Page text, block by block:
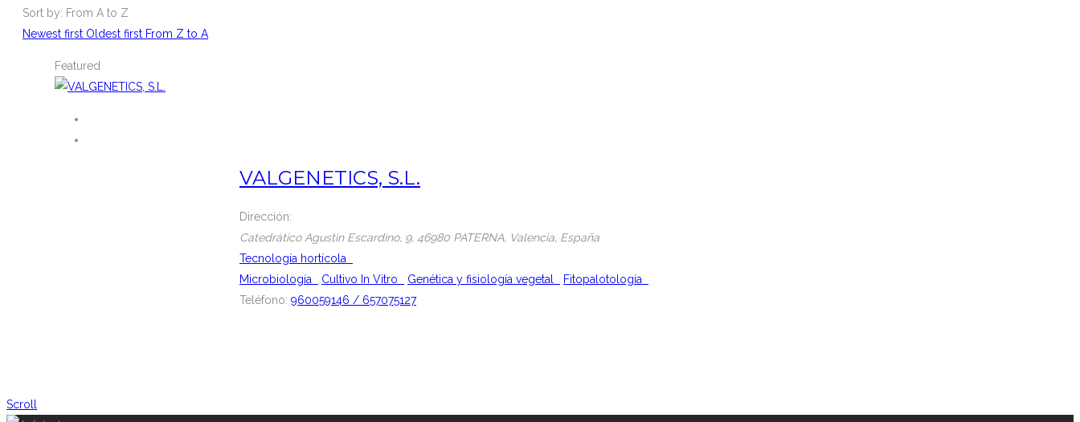
Sort by: From A to Z
Newest first Oldest first From Z to A
Featured
VALGENETICS, S.L.
Dirección:
Catedrático Agustin Escardino, 9, 46980 PATERNA, Valencia, España
Tecnología hortícola
Microbiología
Cultivo In Vitro Genética y fisiología vegetal
Fitopalotología
Teléfono: 960059146 / 657075127
Scroll